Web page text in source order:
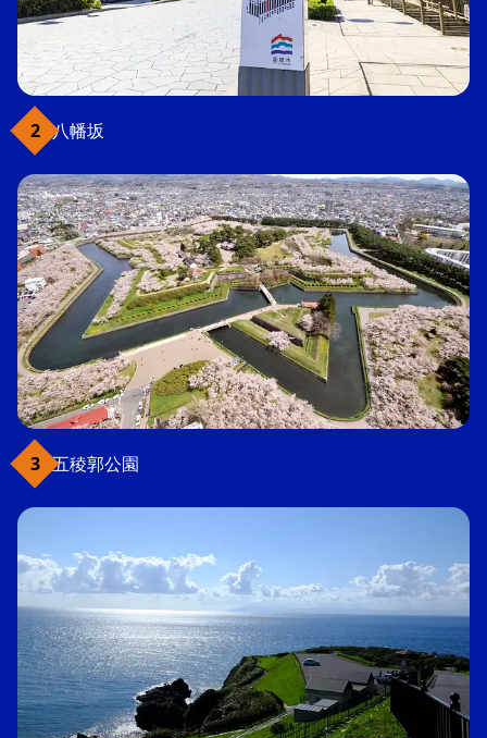
八幡坂
五稜郭公園